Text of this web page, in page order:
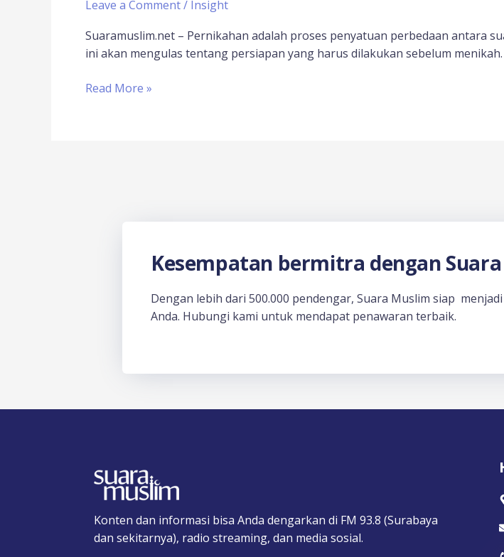
Leave a Comment/ Insight
Suaramuslim.net – Pernikahan adalah proses penyatuan perbedaan antara
ini akan mengulas tentang persiapan yang harus dilakukan sebelum menikah.
Read More »
Kesempatan bermitra dengan
Dengan lebih dari 500.000 pendengar, Suara Muslim siap
Anda. Hubungi kami untuk mendapat penawaran terbaik.
Konten dan informasi bisa Anda dengarkan di FM 93.8 (Surabaya
dan sekitarnya), radio streaming, dan media sosial.